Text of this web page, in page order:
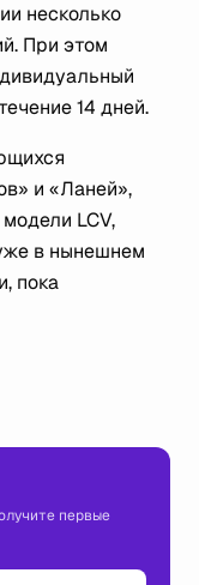
несколько
При этом
14 дней.
и «Ланей»,
LCV,
в нынешнем
пока
первые